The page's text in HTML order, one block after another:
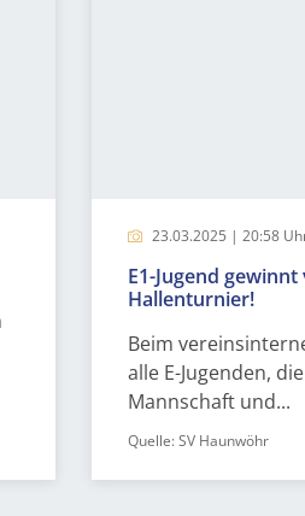
23.03.2025 | 20:58
E1-Jugend
Hallenturnier!
Beim
alle E-Jugenden,
Mannschaft und...
Quelle: SV Haunwöhr